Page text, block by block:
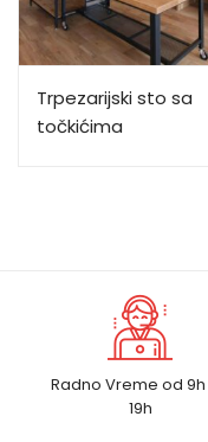
Trpezarijski sto sa
točkićima
Radno Vreme od
19h